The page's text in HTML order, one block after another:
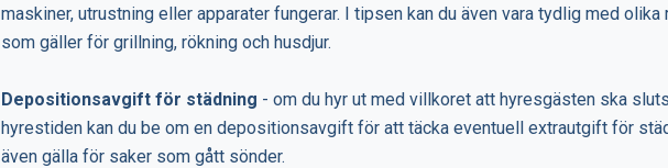
maskiner, utrustning eller apparater fungerar. I tipsen kan du även vara tydlig med olika
som gäller för grillning, rökning och husdjur.
Depositionsavgift för städning - om du hyr ut med villkoret att hyresgästen ska
hyrestiden kan du be om en depositionsavgift för att täcka eventuell extrautgift för
även gälla för saker som gått sönder.